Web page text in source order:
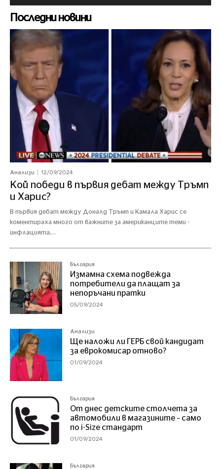
Последни новини
Анализи 12/09/2024
Кой победи в първия дебат между Тръмп
и Харис?
В първия дебат между Доналд Тръмп и Камала Харис се
коментираха много от важните за американците теми -
инфлацията,...
България
Измамна схема подвежда
потребители да плащат за
непоръчани пратки
05/09/2024
Анализи
Ще наложи ли ГЕРБ свой кандидат
за еврокомисар отново?
01/09/2024
България
От днес детските столчета за
автомобили в магазините – само
по i-Size стандарт
01/09/2024
България